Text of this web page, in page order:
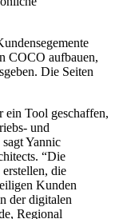
COCO aufbauen,
Die Seiten
ein Tool geschaffen,
und
Yannic
“Die
die
Kunden
der digitalen
Regional